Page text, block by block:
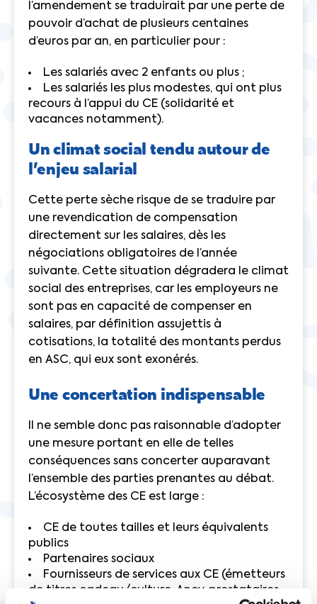
l’amendement se traduirait par une perte de
pouvoir d’achat de plusieurs centaines
d’euros par an, en particulier pour :
Les salariés avec 2 enfants ou plus ;
Les salariés les plus modestes, qui ont plus
recours à l’appui du CE (solidarité et
vacances notamment).
Un climat social tendu autour de
l’enjeu salarial
Cette perte sèche risque de se traduire par
une revendication de compensation
directement sur les salaires, dès les
négociations obligatoires de l’année
suivante. Cette situation dégradera le climat
social des entreprises, car les employeurs ne
sont pas en capacité de compenser en
salaires, par définition assujettis à
cotisations, la totalité des montants perdus
en ASC, qui eux sont exonérés.
Une concertation indispensable
Il ne semble donc pas raisonnable d’adopter
une mesure portant en elle de telles
conséquences sans concerter auparavant
l’ensemble des parties prenantes au débat.
L’écosystème des CE est large :
CE de toutes tailles et leurs équivalents
publics
Partenaires sociaux
Fournisseurs de services aux CE (émetteurs
de titres cadeau/culture, Ancv, prestataires